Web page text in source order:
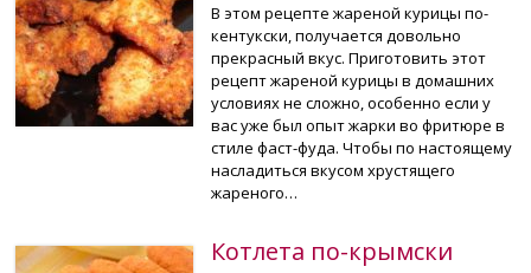
В этом рецепте жареной курицы по-
кентукски, получается довольно
прекрасный вкус. Приготовить этот
рецепт жареной курицы в домашних
условиях не сложно, особенно если у
вас уже был опыт жарки во фритюре в
стиле фаст-фуда. Чтобы по настоящему
насладиться вкусом хрустящего
жареного…
Котлета по-крымски